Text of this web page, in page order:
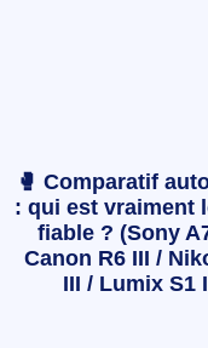
🥊 Comparatif
: qui est vraiment
fiable ? (Sony
Canon R6 III /
III / Lumix S1